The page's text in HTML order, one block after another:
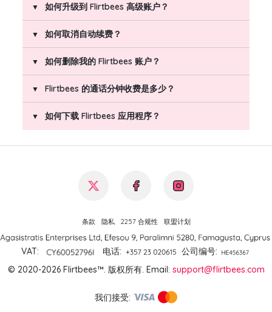
如何升级到 Flirtbees 高级账户？
要升级，请点击账户中的“获取高级版”按钮，选择一个
均以美元（USD）结算，货币转换由您的银行处理。支
付成功后，您的高级账户将自动激活，所选套餐中包含
的分钟数将添加到您的余额中。
如何取消自动续费？
要关闭自动续费，请登录您的 Flirtbees 账户，点击您
阅”。您也可以联系 Flirtbees 客服获取帮助。
如何删除我的 Flirtbees 账户？
点击右上角的头像。
Flirtbees 的通话分钟收费是多少？
10 分钟 – 5 美元
360 分钟 – 100 美元
如何下载 Flirtbees 应用程序？
您可以从 App Store 或 Google Play 下载
到应用下载页面。
条款 隐私 2257 合规性 联盟计划
VAT: 电话: 公司编号:
© 2020-2026 Flirtbees™. 版权所有. Email: support@flirtbees.com
我们接受: